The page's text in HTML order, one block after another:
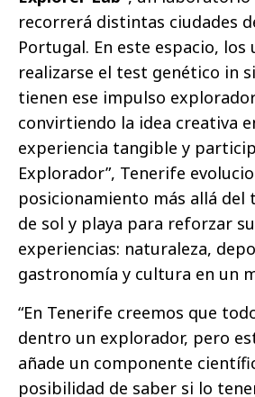
recorrerá distintas ciudades
Portugal. En este espacio, los
realizarse el test genético in
tienen ese impulso
convirtiendo la idea creativa
experiencia tangible y
Explorador”, Tenerife
posicionamiento más allá
de sol y playa para reforzar
experiencias: naturaleza,
gastronomía y cultura en un
“En Tenerife creemos que
dentro un explorador, pero
añade un componente
posibilidad de saber si lo